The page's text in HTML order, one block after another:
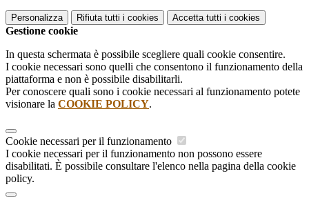
Personalizza Rifiuta tutti i cookies Accetta tutti i cookies
Gestione cookie
In questa schermata è possibile scegliere quali cookie consentire.
I cookie necessari sono quelli che consentono il funzionamento della
piattaforma e non è possibile disabilitarli.
Per conoscere quali sono i cookie necessari al funzionamento potete
visionare la COOKIE POLICY.
Cookie necessari per il funzionamento
I cookie necessari per il funzionamento non possono essere
disabilitati. È possibile consultare l'elenco nella pagina della cookie
policy.